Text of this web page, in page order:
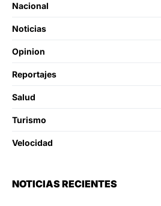
Nacional
Noticias
Opinion
Reportajes
Salud
Turismo
Velocidad
NOTICIAS RECIENTES